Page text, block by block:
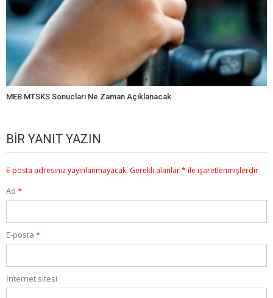
MEB MTSKS Sonucları Ne Zaman Açıklanacak
BIR YANIT YAZIN
E-posta adresiniz yayınlanmayacak. Gerekli alanlar* ile işaretlenmişlerdir
Ad *
E-posta *
İnternet sitesi